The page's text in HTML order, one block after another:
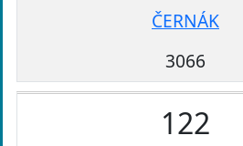
ČERNÁK
3066
122